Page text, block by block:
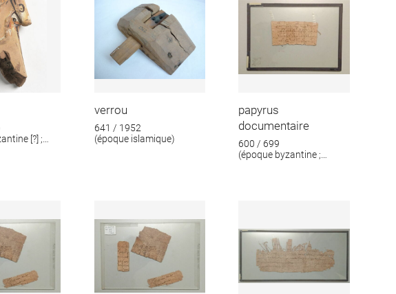
[?] ;
verrou
641 / 1952
(époque islamique)
papyrus
documentaire
600 / 699
(époque byzantine ;